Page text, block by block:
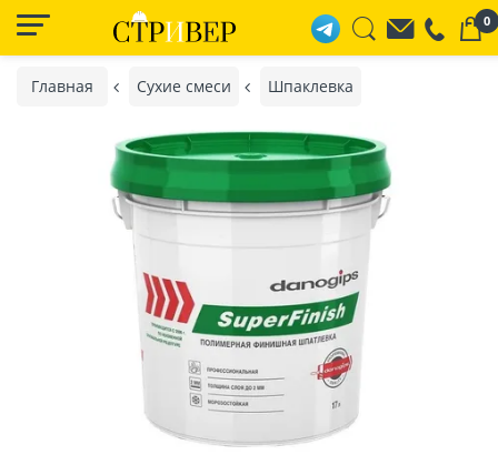
0
Главная Сухие смеси Шпаклевка